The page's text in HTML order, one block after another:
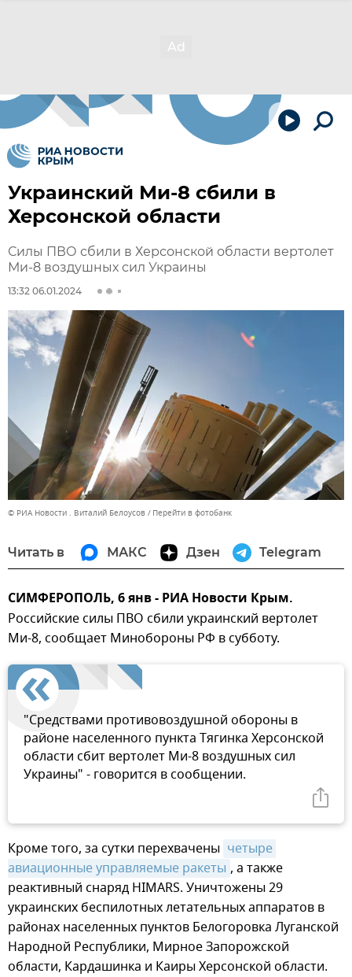
Украинский Ми-8 сбили в
Херсонской области
Силы ПВО сбили в Херсонской области вертолет
Ми-8 воздушных сил Украины
13:32 06.01.2024
© РИА Новости . Виталий Белоусов Перейти в фотобанк
Читать в МАКС Дзен Telegram
СИМФЕРОПОЛЬ, 6 янв - РИА Новости Крым.
Российские силы ПВО сбили украинский вертолет
Ми-8, сообщает Минобороны РФ в субботу.
"Средствами противовоздушной обороны в
районе населенного пункта Тягинка Херсонской
области сбит вертолет Ми-8 воздушных сил
Украины" - говорится в сообщении.
Кроме того, за сутки перехвачены четыре
авиационные управляемые ракеты , а также
реактивный снаряд HIMARS. Уничтожены 29
украинских беспилотных летательных аппаратов в
районах населенных пунктов Белогоровка Луганской
Народной Республики, Мирное Запорожской
области, Кардашинка и Каиры Херсонской области.